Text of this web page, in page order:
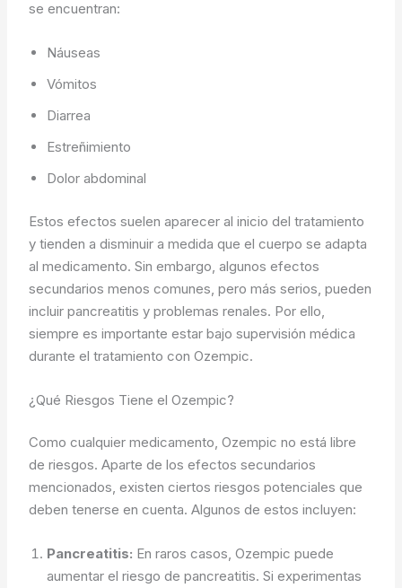
se encuentran:
Náuseas
Vómitos
Diarrea
Estreñimiento
Dolor abdominal
Estos efectos suelen aparecer al inicio del tratamiento
y tienden a disminuir a medida que el cuerpo se adapta
al medicamento. Sin embargo, algunos efectos
secundarios menos comunes, pero más serios, pueden
incluir pancreatitis y problemas renales. Por ello,
siempre es importante estar bajo supervisión médica
durante el tratamiento con Ozempic.
¿Qué Riesgos Tiene el Ozempic?
Como cualquier medicamento, Ozempic no está libre
de riesgos. Aparte de los efectos secundarios
mencionados, existen ciertos riesgos potenciales que
deben tenerse en cuenta. Algunos de estos incluyen:
Pancreatitis: En raros casos, Ozempic puede
aumentar el riesgo de pancreatitis. Si experimentas